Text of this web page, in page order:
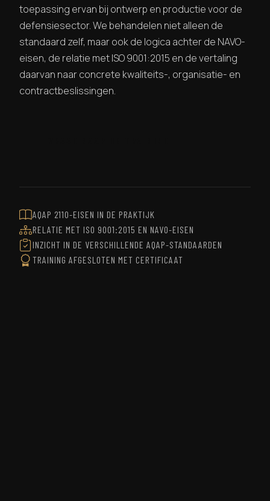
toepassing ervan bij ontwerp en productie voor de
defensiesector. We behandelen niet alleen de
standaard zelf, maar ook de logica achter de NAVO-
eisen, de relatie met ISO 9001:2015 en de vertaling
daarvan naar concrete kwaliteits-, organisatie- en
contractbeslissingen.
AQAP 2110-EISEN IN DE PRAKTIJK
RELATIE MET ISO 9001:2015 EN NAVO-EISEN
INZICHT IN DE VERSCHILLENDE AQAP-STANDAARDEN
TRAINING AFGESLOTEN MET CERTIFICAAT